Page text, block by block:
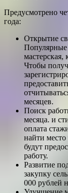
Предусмотрено
года:
Открытие
Популярные
Чтобы
месяцев.
Поиск
месяца. и
оплата
найти место
будут
работу.
Развитие
закупку
000 рублей